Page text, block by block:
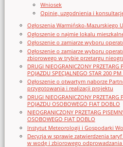
Wniosek
Opinie, uzgodnienia i
Ogłoszenia Warmińsko-Mazurskiego
Ogłoszenie o najmie lokalu
Ogłoszenie o zamiarze wyboru
Ogłoszenie o zamiarze wyboru
zbiorowego w trybie przetargu
DRUGI NIEOGRANICZONY PRZETARG
POJAZDU SPECJALNEGO STAR 200 PM
Ogłoszenie o otwartym naborze
przygotowania i realizacji projektu
DRUGI NIEOGRANICZONY PRZETARG
POJAZDU OSOBOWEGO FIAT DOBLO
NIEOGRANICZONY PRZETARG
OSOBOWEGO FIAT DOBLO
Instytut Meteorologii i Gospodarki
Decyzja w sprawie zatwierdzenia
w wodę i zbiorowego odprowadzania